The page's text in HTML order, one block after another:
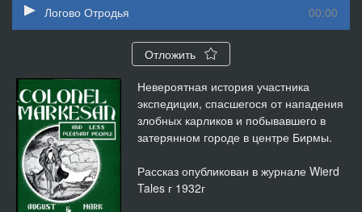
00:00
Логово Отродья
Отложить
Невероятная история участника
экспедиции, спасшегося от нападения
злобных карликов и побывавшего в
затерянном городе в центре Бирмы.
Рассказ опубликован в журнале Wierd
Tales г 1932г